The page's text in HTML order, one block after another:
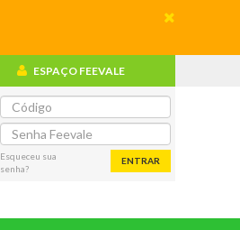
ESPAÇO FEEVALE
Esqueceu sua
senha?
ENTRAR